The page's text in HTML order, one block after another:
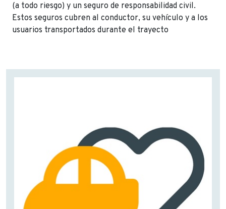
(a todo riesgo) y un seguro de responsabilidad civil.
Estos seguros cubren al conductor, su vehículo y a los
usuarios transportados durante el trayecto